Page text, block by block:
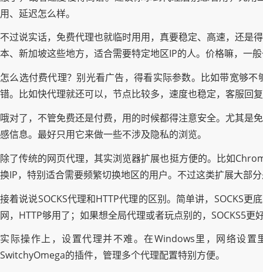
用、延迟怎么样。
不过说实话，免费代理也就临时用用，真要稳定、高速，还是
本、新加坡这些地方，适合需要特定地区IP的人。价格嘛，一
怎么选付费代理？别光看广告，得看实际参数。比如带宽够
错。比如快代理就还可以，节点比较多，速度也稳定，客服回
哦对了，不管免费还是付费，用的时候都得注意安全。尤其是
感信息。最好只用它来做一些不涉及隐私的浏览。
除了传统的网页代理，其实浏览器扩展也挺方便的。比如
换IP，特别适合需要频繁切换地区的用户。不过这类扩展大部
接着说说SOCKS代理和HTTP代理的区别。简单讲，SOCKS
网，HTTP够用了；如果想全局代理或者玩点别的，SOCKS5更
实际操作上，设置代理并不难。在Windows里，网络设
SwitchyOmega的插件，管理多个代理配置特别方便。